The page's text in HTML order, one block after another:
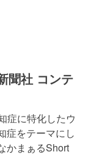
聞社 コンテ
症に特化したウ
症をテーマにし
かまぁるShort